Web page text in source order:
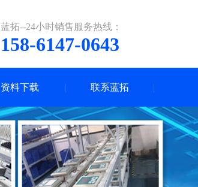
蓝拓--24小时销售服务热线：
158-6147-0643
资料下载 联系蓝拓